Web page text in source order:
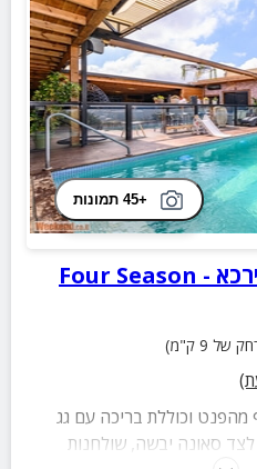
+45 תמונות
וילה ארבע עונות ירכא - Four Season
של 9 ק"מ)
מהפנט וכוללת בריכה עם גג
סאונה יבשה, שולחנות